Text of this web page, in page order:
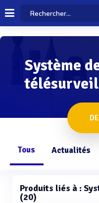
Système
Tous Actualités
Produits liés à :
(20)